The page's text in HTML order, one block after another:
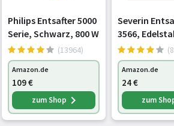
Energie
Leistung 1300 W
AC Eingangsspannung 220 - 240
AC Eingangsfrequenz 50/60 Hz
Philips Entsafter 5000
Serie, Schwarz, 800 W
(13964)
Amazon.de
109€
zum Shop
Severin
3566,
schwarz
Amazon.de
24€
zum